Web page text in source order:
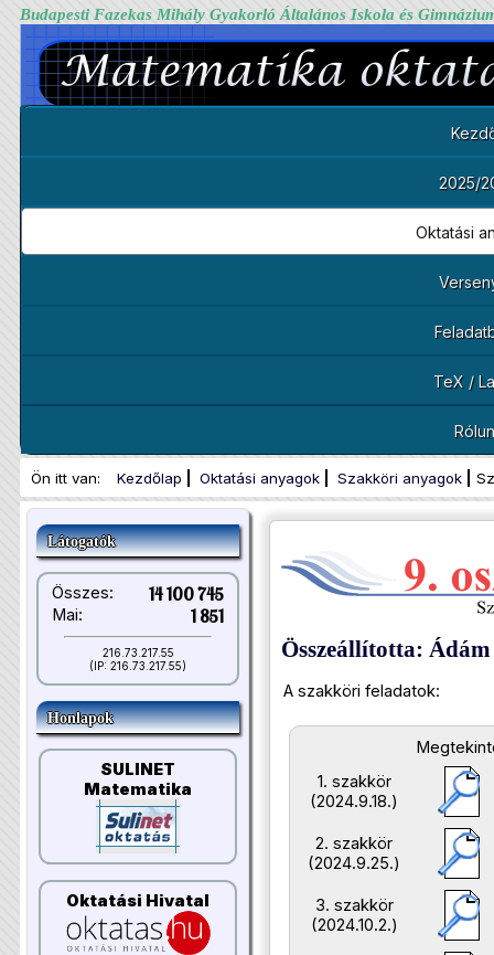
Budapesti Fazekas Mihály Gyakorló Általános Iskola és
2025/
Oktatási
TeX /
Ön itt van: Kezdőlap Oktatási anyagok Szakköri anyagok
Látogatók
Összes: 14 100 745
Mai: 1 851
216.73.217.55
(IP: 216.73.217.55)
Honlapok
SULINET
Matematika
Oktatási Hivatal
Összeállította:
A szakköri feladatok:
1. szakkör
(2024.9.18.)
2. szakkör
(2024.9.25.)
3. szakkör
(2024.10.2.)